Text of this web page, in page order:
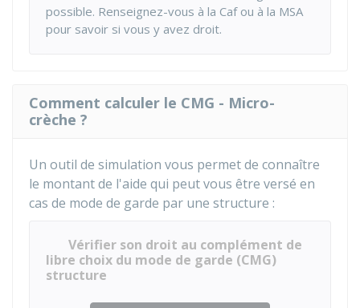
possible. Renseignez-vous à la Caf ou à la MSA
pour savoir si vous y avez droit.
Comment calculer le CMG - Micro-
crèche ?
Un outil de simulation vous permet de connaître
le montant de l'aide qui peut vous être versé en
cas de mode de garde par une structure :
Vérifier son droit au complément de
libre choix du mode de garde (CMG)
structure